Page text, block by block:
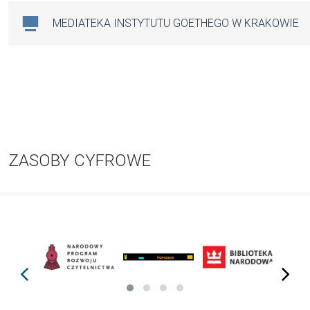
MEDIATEKA INSTYTUTU GOETHEGO W KRAKOWIE
ZASOBY CYFROWE
prev next